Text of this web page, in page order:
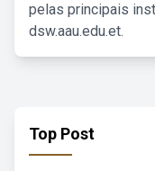
pelas principais
dsw.aau.edu.et.
Top Post